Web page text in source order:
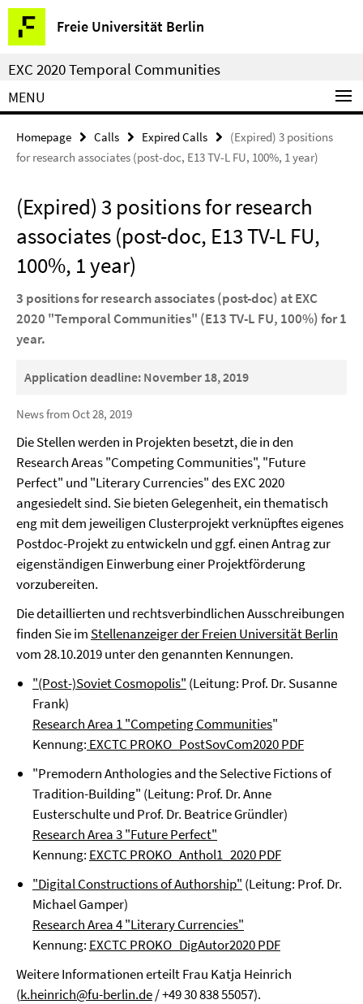
Springe
direkt
zu
Inhalt
Freie Universität Berlin
Service
Navigation
EXC 2020 Temporal Communities
MENU
Homepage Calls Expired Calls
(Expired) 3 positions
for research associates (post-doc, E13 TV-L FU, 100%, 1 year)
(Expired) 3 positions for research
associates (post-doc, E13 TV-L FU,
100%, 1 year)
3 positions for research associates (post-doc) at EXC
2020 "Temporal Communities" (E13 TV-L FU, 100%) for 1
year.
Application deadline: November 18, 2019
News from Oct 28, 2019
Die Stellen werden in Projekten besetzt, die in den
Research Areas "Competing Communities", "Future
Perfect" und "Literary Currencies" des EXC 2020
angesiedelt sind. Sie bieten Gelegenheit, ein thematisch
eng mit dem jeweiligen Clusterprojekt verknüpftes eigenes
Postdoc-Projekt zu entwickeln und ggf. einen Antrag zur
eigenständigen Einwerbung einer Projektförderung
vorzubereiten.
Die detaillierten und rechtsverbindlichen Ausschreibungen
finden Sie im Stellenanzeiger der Freien Universität Berlin
vom 28.10.2019 unter den genannten Kennungen.
"(Post-)Soviet Cosmopolis" (Leitung: Prof. Dr. Susanne
Frank)
Research Area 1 "Competing Communities"
Kennung: EXCTC PROKO_PostSovCom2020 PDF
"Premodern Anthologies and the Selective Fictions of
Tradition-Building" (Leitung: Prof. Dr. Anne
Eusterschulte und Prof. Dr. Beatrice Gründler)
Research Area 3 "Future Perfect"
Kennung: EXCTC PROKO_Anthol1_2020 PDF
"Digital Constructions of Authorship" (Leitung: Prof. Dr.
Michael Gamper)
Research Area 4 "Literary Currencies"
Kennung: EXCTC PROKO_DigAutor2020 PDF
Weitere Informationen erteilt Frau Katja Heinrich
(k.heinrich@fu-berlin.de/ +49 30 838 55057).